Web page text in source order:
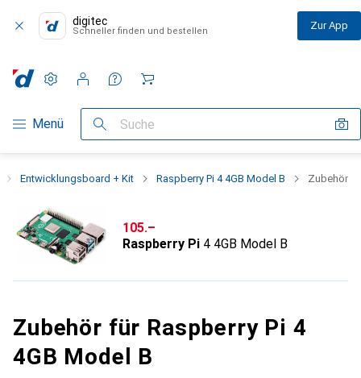
digitec
Schneller finden und bestellen Zur App
Navigation nach Kategorien
Menü Suche
Einstellungen
Kundenkonto
Vergleichslisten
Merklisten
Warenkorb
Entwicklungsboard + Kit Raspberry Pi 4 4GB Model B Zubehör
CHF
105.–
Raspberry Pi 4 4GB Model B
Zubehör für Raspberry Pi 4
4GB Model B